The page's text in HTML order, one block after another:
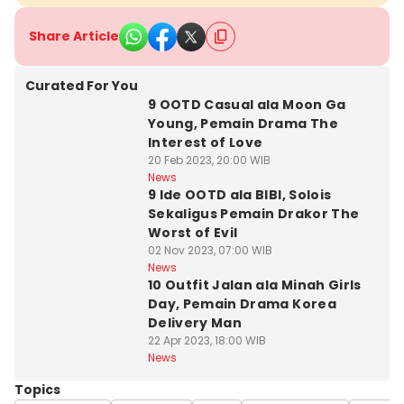
Share Article
Curated For You
9 OOTD Casual ala Moon Ga
Young, Pemain Drama The
Interest of Love
20 Feb 2023, 20:00 WIB
News
9 Ide OOTD ala BIBI, Solois
Sekaligus Pemain Drakor The
Worst of Evil
02 Nov 2023, 07:00 WIB
News
10 Outfit Jalan ala Minah Girls
Day, Pemain Drama Korea
Delivery Man
22 Apr 2023, 18:00 WIB
News
Topics